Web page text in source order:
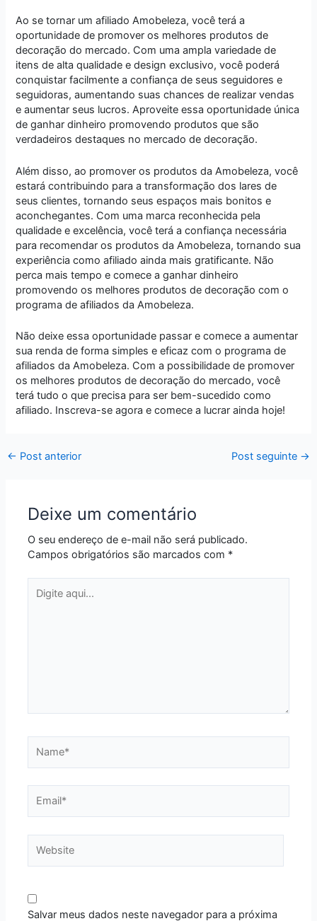
Ao se tornar um afiliado Amobeleza, você terá a
oportunidade de promover os melhores produtos de
decoração do mercado. Com uma ampla variedade de
itens de alta qualidade e design exclusivo, você poderá
conquistar facilmente a confiança de seus seguidores e
seguidoras, aumentando suas chances de realizar vendas
e aumentar seus lucros. Aproveite essa oportunidade única
de ganhar dinheiro promovendo produtos que são
verdadeiros destaques no mercado de decoração.
Além disso, ao promover os produtos da Amobeleza, você
estará contribuindo para a transformação dos lares de
seus clientes, tornando seus espaços mais bonitos e
aconchegantes. Com uma marca reconhecida pela
qualidade e excelência, você terá a confiança necessária
para recomendar os produtos da Amobeleza, tornando sua
experiência como afiliado ainda mais gratificante. Não
perca mais tempo e comece a ganhar dinheiro
promovendo os melhores produtos de decoração com o
programa de afiliados da Amobeleza.
Não deixe essa oportunidade passar e comece a aumentar
sua renda de forma simples e eficaz com o programa de
afiliados da Amobeleza. Com a possibilidade de promover
os melhores produtos de decoração do mercado, você
terá tudo o que precisa para ser bem-sucedido como
afiliado. Inscreva-se agora e comece a lucrar ainda hoje!
← Post anterior Post seguinte →
Deixe um comentário
O seu endereço de e-mail não será publicado.
Campos obrigatórios são marcados com *
aqui...
Salvar meus dados neste navegador para a próxima